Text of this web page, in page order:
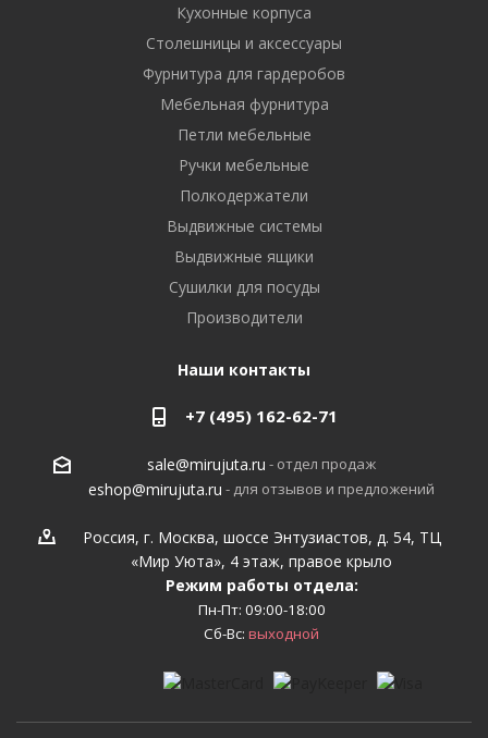
Кухонные корпуса
Столешницы и аксессуары
Фурнитура для гардеробов
Мебельная фурнитура
Петли мебельные
Ручки мебельные
Полкодержатели
Выдвижные системы
Выдвижные ящики
Сушилки для посуды
Производители
Наши контакты
+7 (495) 162-62-71
sale@mirujuta.ru - отдел продаж
eshop@mirujuta.ru - для отзывов и предложений
Россия, г. Москва, шоссе Энтузиастов, д. 54, ТЦ
«Мир Уюта», 4 этаж, правое крыло
Режим работы отдела:
Пн-Пт: 09:00-18:00
Сб-Вс: выходной